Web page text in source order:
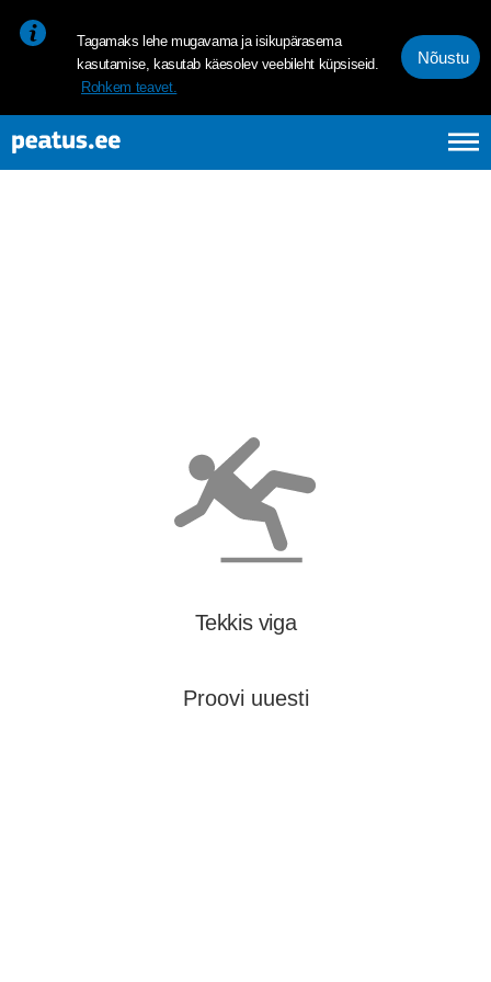
Tagamaks lehe mugavama ja isikupärasema
kasutamise, kasutab käesolev veebileht küpsiseid.
Rohkem teavet.
Nõustu
Tekkis viga
Proovi uuesti